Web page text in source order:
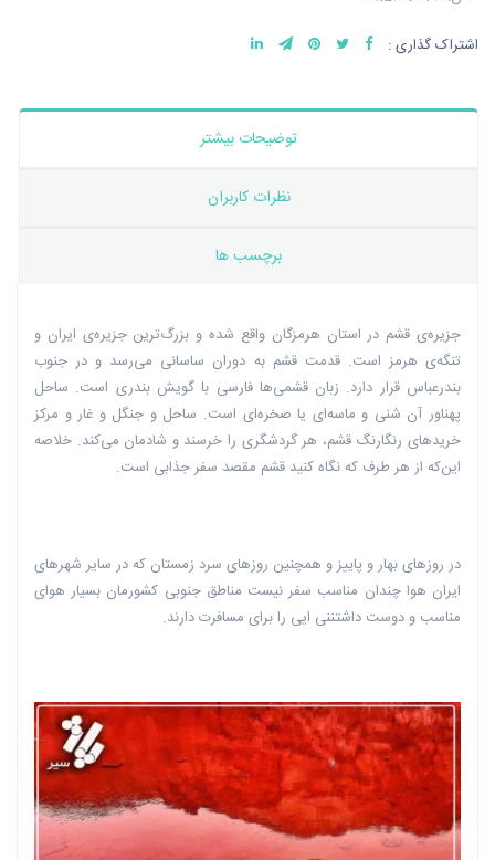
اشتراک گذاری :
توضیحات بیشتر
نظرات کاربران
برچسب ها
جزیره‌ی قشم در استان هرمزگان واقع شده و بزرگ‌ترین جزیره‌ی ایران و
تنگه‌ی هرمز است. قدمت قشم به دوران ساسانی می‌رسد و در جنوب
بندرعباس قرار دارد. زبان قشمی‌ها فارسی با گویش بندری است. ساحل
پهناور آن شنی و ماسه‌ای یا صخره‌ای است. ساحل و جنگل و غار و مرکز
خریدهای رنگارنگ قشم، هر گردشگری را خرسند و شادمان می‌کند. خلاصه
این‌که از هر طرف که نگاه کنید قشم مقصد سفر جذابی است.
در روزهای بهار و پاییز و همچنین روزهای سرد زمستان که در سایر شهرهای
ایران هوا چندان مناسب سفر نیست مناطق جنوبی‌ کشورمان بسیار هوای
مناسب و دوست داشتننی ایی را برای مسافرت دارند.